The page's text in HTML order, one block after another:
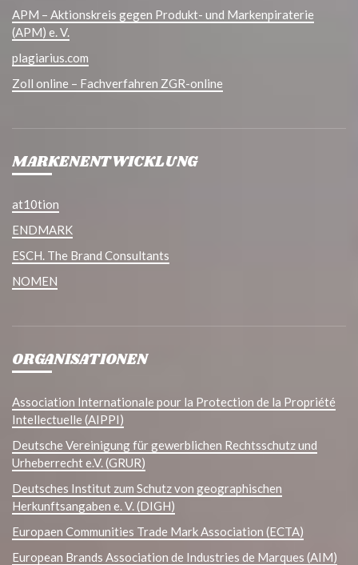
APM – Aktionskreis gegen Produkt- und Markenpiraterie
(APM) e. V.
plagiarius.com
Zoll online – Fachverfahren ZGR-online
MARKENENTWICKLUNG
at10tion
ENDMARK
ESCH. The Brand Consultants
NOMEN
ORGANISATIONEN
Association Internationale pour la Protection de la Propriété
Intellectuelle (AIPPI)
Deutsche Vereinigung für gewerblichen Rechtsschutz und
Urheberrecht e.V. (GRUR)
Deutsches Institut zum Schutz von geographischen
Herkunftsangaben e. V. (DIGH)
Europaen Communities Trade Mark Association (ECTA)
European Brands Association de Industries de Marques (AIM)